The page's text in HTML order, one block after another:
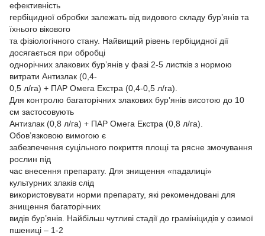
ефективність
гербіцидної обробки залежать від видового складу бур’янів та
їхнього вікового
та фізіологічного стану. Найвищий рівень гербіцидної дії
досягається при обробці
однорічних злакових бур’янів у фазі 2-5 листків з нормою
витрати Антизлак (0,4-
0,5 л/га) + ПАР Омега Екстра (0,4-0,5 л/га).
Для контролю багаторічних злакових бур’янів висотою до 10
см застосовують
Антизлак (0,8 л/га) + ПАР Омега Екстра (0,8 л/га).
Обов’язковою вимогою є
забезпечення суцільного покриття площі та рясне змочування
рослин під
час внесення препарату. Для знищення «падалиці»
культурних злаків слід
використовувати норми препарату, які рекомендовані для
знищення багаторічних
видів бур’янів. Найбільш чутливі стадії до грамініцидів у озимої
пшениці – 1-2